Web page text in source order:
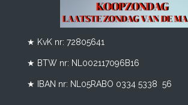
★ KvK nr: 72805641
★ BTW nr: NL002117096B16
★ IBAN nr: NL05RABO 0334 5338 56